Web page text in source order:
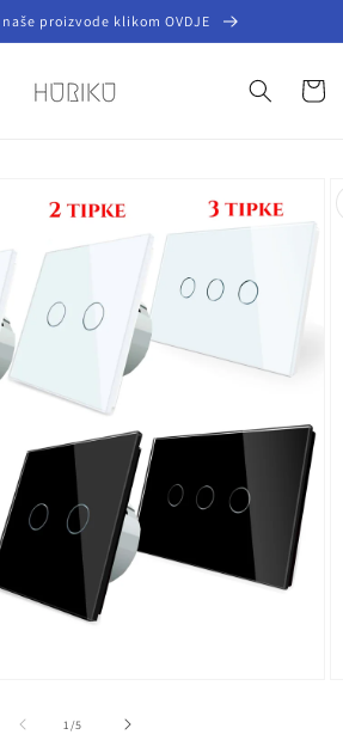
proizvode klikom OVDJE
1/
od5